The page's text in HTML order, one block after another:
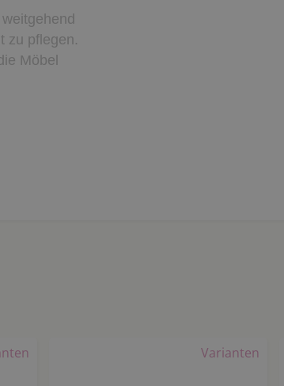
zu pflegen.
Möbel
Varianten